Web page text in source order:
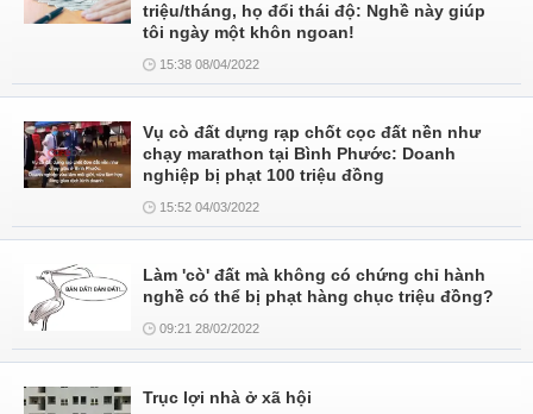
triệu/tháng, họ đổi thái độ: Nghề này giúp
tôi ngày một khôn ngoan!
15:38 08/04/2022
Vụ cò đất dựng rạp chốt cọc đất nền như
chạy marathon tại Bình Phước: Doanh
nghiệp bị phạt 100 triệu đồng
15:52 04/03/2022
Làm 'cò' đất mà không có chứng chỉ hành
nghề có thể bị phạt hàng chục triệu đồng?
09:21 28/02/2022
Trục lợi nhà ở xã hội